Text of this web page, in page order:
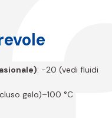
: -20 (vedi fluidi
gelo)–100 °C